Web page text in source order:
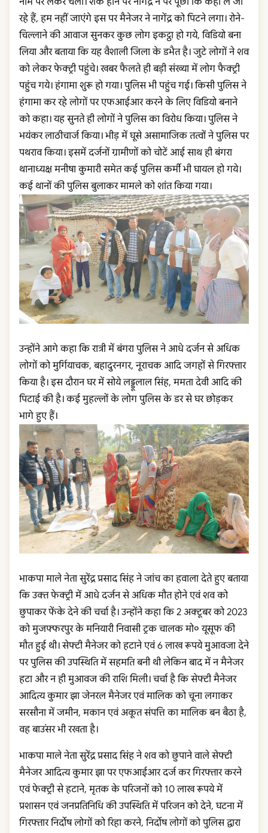
रहे हैं, हम नहीं जाएंगे इस पर मैनेजर ने नागेंद्र को पिटने लगा। रोने-
चिल्लाने की आवाज सुनकर कुछ लोग इकट्ठा हो गये, विडियो बना
लिया और बताया कि यह वैशाली जिला के डभैत है। जुटे लोगों ने शव
को लेकर फेक्ट्री पहुंचे। खबर फैलते ही बड़ी संख्या में लोग फैक्ट्री
पहुंच गये। हंगामा शुरू हो गया। पुलिस भी पहुंच गई। किसी पुलिस ने
हंगामा कर रहे लोगों पर एफआईआर करने के लिए विडियो बनाने
को कहा। यह सुनते ही लोगों ने पुलिस का विरोध किया। पुलिस ने
भयंकर लाठीचार्ज किया‌। भीड़ में घूसे असामाजिक तत्वों ने पुलिस पर
पथराव किया। इसमें दर्जनों ग्रामीणों को चोटें आई साथ ही बंगरा
थानाध्यक्ष मनीषा कुमारी समेत कई पुलिस कर्मी भी घायल हो गये।
कई थानों की पुलिस बुलाकर मामले को शांत किया गया।
उन्होंने आगे कहा कि रात्री में बंगरा पुलिस ने आधे दर्जन से अधिक
लोगों को मुर्गियाचक, बहादुरनगर, नूराचक आदि जगहों से गिरफ्तार
किया है। इस दौरान घर में सोये लड्डूलाल सिंह, ममता देवी आदि की
पिटाई की है। कई मुहल्लों के लोग पुलिस के डर से घर छोड़कर
भागे हुए हैं।
भाकपा माले नेता सुरेंद्र प्रसाद सिंह ने जांच का हवाला देते हुए बताया
कि उक्त फेक्ट्री में आधे दर्जन से अधिक मौत होने एवं शव को
छुपाकर फेंके देने की चर्चा है। उन्होंने कहा कि 2 अक्टूबर को 2023
को मुजफ्फरपुर के मनियारी निवासी ट्रक चालक मो० यूसूफ की
मौत हुई थी। सेफ्टी मैनेजर को हटाने एवं 6 लाख रूपये मुआवजा देने
पर पुलिस की उपस्थिति में सहमति बनी थी लेकिन बाद में न मैनेजर
हटा और न ही मुआवज की राशि मिली। चर्चा है कि सेफ्टी मैनेजर
आदित्य कुमार झा जेनरल मैनेजर एवं मालिक को चूना लगाकर
सरसौना में जमीन, मकान एवं अकूत संपत्ति का मालिक बन बैठा है,
वह बाउंसर भी रखता है।
भाकपा माले नेता सुरेंद्र प्रसाद सिंह ने शव को छुपाने वाले सेफ्टी
मैनेजर आदित्य कुमार झा पर एफआईआर दर्ज कर गिरफ्तार करने
एवं फेक्ट्री से हटाने, मृतक के परिजनों को 10 लाख रूपये में
प्रशासन एवं जनप्रतिनिधि की उपस्थिति में परिजन को देने, घटना में
गिरफ्तार निर्दोष लोगों को रिहा करने, निर्दोष लोगों को पुलिस द्वारा